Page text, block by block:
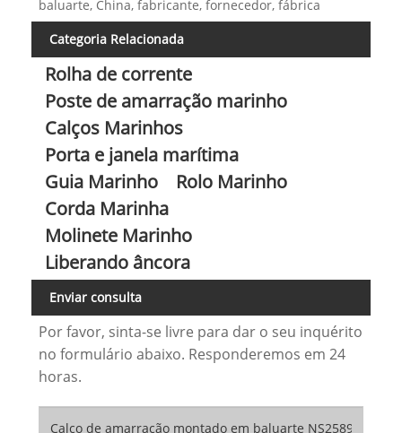
baluarte, China, fabricante, fornecedor, fábrica
Categoria Relacionada
Rolha de corrente
Poste de amarração marinho
Calços Marinhos
Porta e janela marítima
Guia Marinho
Rolo Marinho
Corda Marinha
Molinete Marinho
Liberando âncora
Enviar consulta
Por favor, sinta-se livre para dar o seu inquérito
no formulário abaixo. Responderemos em 24
horas.